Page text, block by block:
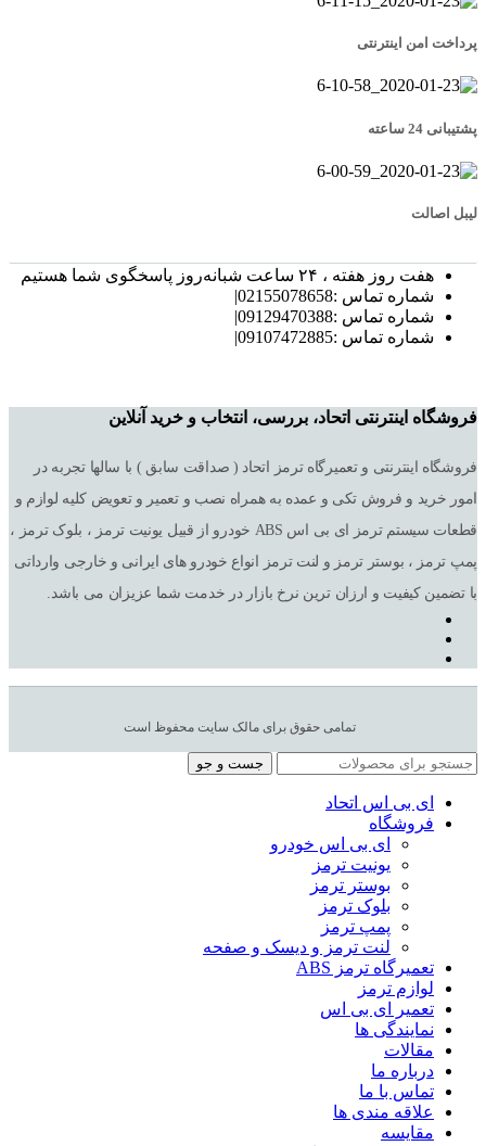
پرداخت امن اینترنتی
پشتیبانی 24 ساعته
لیبل اصالت
هفت روز هفته ، ۲۴ ساعت شبانه‌روز پاسخگوی شما هستیم
شماره تماس :02155078658|
شماره تماس :09129470388|
شماره تماس :09107472885|
فروشگاه اینترنتی اتحاد، بررسی، انتخاب و خرید آنلاین
فروشگاه اینترنتی و تعمیرگاه ترمز اتحاد ( صداقت سابق ) با سالها تجربه در
امور خرید و فروش تکی و عمده به همراه نصب و تعمیر و تعویض کلیه لوازم و
قطعات سیستم ترمز ای بی اس ABS خودرو از قبیل یونیت ترمز ، بلوک ترمز ،
پمپ ترمز ، بوستر ترمز و لنت ترمز انواع خودرو های ایرانی و خارجی وارداتی
با تضمین کیفیت و ارزان ترین نرخ بازار در خدمت شما عزیزان می باشد.
تمامی حقوق برای مالک سایت محفوظ است
جست و جو
ای بی اس اتحاد
فروشگاه
ای بی اس خودرو
یونیت ترمز
بوستر ترمز
بلوک ترمز
پمپ ترمز
لنت ترمز و دیسک و صفحه
تعمیرگاه ترمز ABS
لوازم ترمز
تعمیر ای بی اس
نمایندگی ها
مقالات
درباره ما
تماس با ما
علاقه مندی ها
مقایسه